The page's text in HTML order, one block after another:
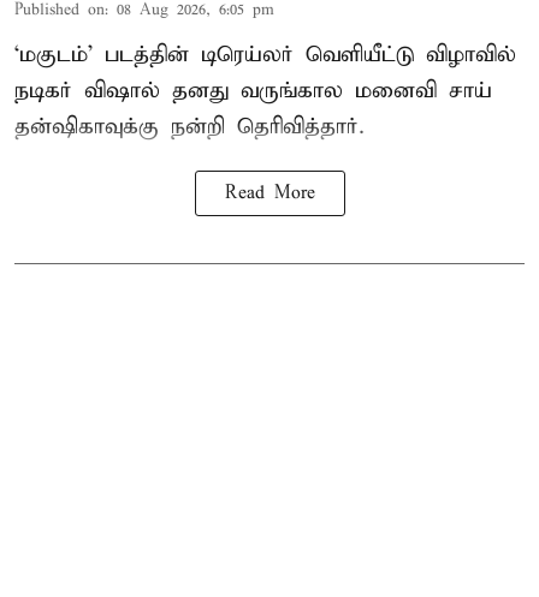
Published on: 08 Aug 2026, 6:05 pm
‘மகுடம்’ படத்தின் டிரெய்லர் வெளியீட்டு விழாவில்
நடிகர் விஷால் தனது வருங்கால மனைவி சாய்
தன்ஷிகாவுக்கு நன்றி தெரிவித்தார்.
Read More